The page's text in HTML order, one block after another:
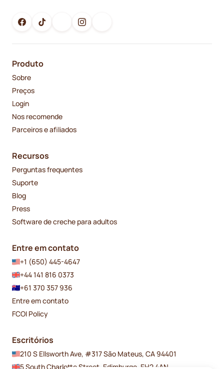
Produto
Sobre
Preços
Login
Nos recomende
Parceiros e afiliados
Recursos
Perguntas frequentes
Suporte
Blog
Press
Software de creche para adultos
Entre em contato
+1 (650) 445-4647
+44 141 816 0373
+61 370 357 936
Entre em contato
FCOI Policy
Escritórios
210 S Ellsworth Ave, #317 São Mateus, CA 94401
5 South Charlotte Street, Edimburgo, EH2 4AN